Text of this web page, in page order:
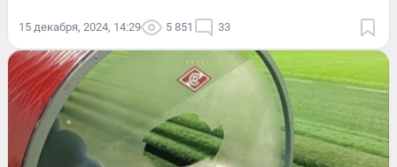
15 декабря, 2024, 14:29 5 851 33